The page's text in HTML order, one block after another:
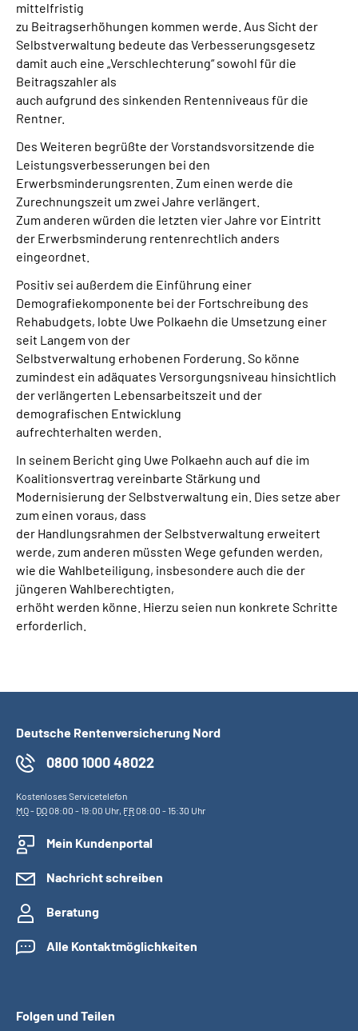
mittelfristig
zu Beitragserhöhungen kommen werde. Aus Sicht der
Selbstverwaltung bedeute das Verbesserungsgesetz
damit auch eine „Verschlechterung“ sowohl für die
Beitragszahler als
auch aufgrund des sinkenden Rentenniveaus für die
Rentner.
Des Weiteren begrüßte der Vorstandsvorsitzende die
Leistungsverbesserungen bei den
Erwerbsminderungsrenten. Zum einen werde die
Zurechnungszeit um zwei Jahre verlängert.
Zum anderen würden die letzten vier Jahre vor Eintritt
der Erwerbsminderung rentenrechtlich anders
eingeordnet.
Positiv sei außerdem die Einführung einer
Demografiekomponente bei der Fortschreibung des
Rehabudgets, lobte Uwe Polkaehn die Umsetzung einer
seit Langem von der
Selbstverwaltung erhobenen Forderung. So könne
zumindest ein adäquates Versorgungsniveau hinsichtlich
der verlängerten Lebensarbeitszeit und der
demografischen Entwicklung
aufrechterhalten werden.
In seinem Bericht ging Uwe Polkaehn auch auf die im
Koalitionsvertrag vereinbarte Stärkung und
Modernisierung der Selbstverwaltung ein. Dies setze aber
zum einen voraus, dass
der Handlungsrahmen der Selbstverwaltung erweitert
werde, zum anderen müssten Wege gefunden werden,
wie die Wahlbeteiligung, insbesondere auch die der
jüngeren Wahlberechtigten,
erhöht werden könne. Hierzu seien nun konkrete Schritte
erforderlich.
Deutsche Rentenversicherung Nord
0800 1000 48022
Kostenloses Servicetelefon
MO- DO08:00 - 19:00 Uhr, FR08:00 - 15:30 Uhr
Mein Kundenportal
Nachricht schreiben
Beratung
Alle Kontaktmöglichkeiten
Folgen und Teilen